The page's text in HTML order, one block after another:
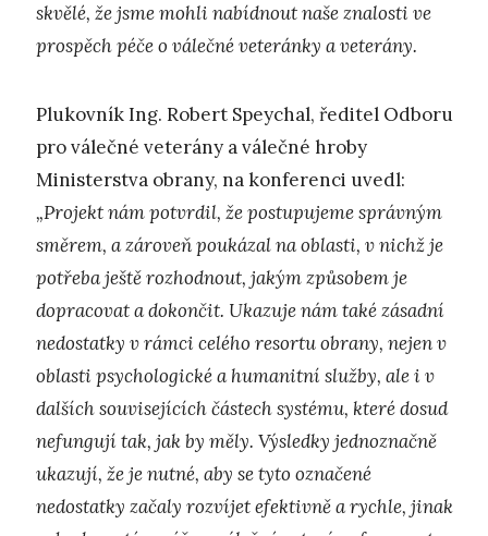
skvělé, že jsme mohli nabídnout naše znalosti ve
prospěch péče o válečné veteránky a veterány.
Plukovník Ing. Robert Speychal, ředitel Odboru
pro válečné veterány a válečné hroby
Ministerstva obrany, na konferenci uvedl:
„Projekt nám potvrdil, že postupujeme správným
směrem, a zároveň poukázal na oblasti, v nichž je
potřeba ještě rozhodnout, jakým způsobem je
dopracovat a dokončit. Ukazuje nám také zásadní
nedostatky v rámci celého resortu obrany, nejen v
oblasti psychologické a humanitní služby, ale i v
dalších souvisejících částech systému, které dosud
nefungují tak, jak by měly. Výsledky jednoznačně
ukazují, že je nutné, aby se tyto označené
nedostatky začaly rozvíjet efektivně a rychle, jinak